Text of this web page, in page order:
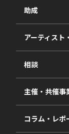
事業紹介
事業報告書
助成
2027年度
2026年度
2025年度
2024年度
2023年度
過去の採択一覧
アーティスト
相談
視察・ヒアリ
相談依頼フォ
主催・共催事
コラム・レポ